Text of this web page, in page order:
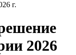
г.
2026